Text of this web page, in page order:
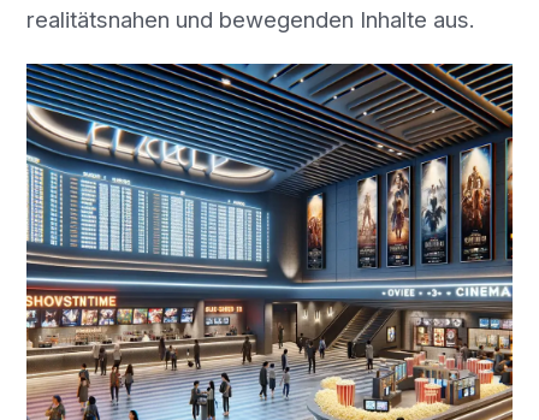
realitätsnahen und bewegenden Inhalte aus.